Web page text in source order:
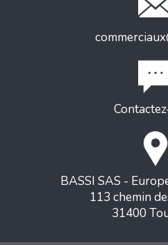
BASSI SAS -
113 chemin
31400